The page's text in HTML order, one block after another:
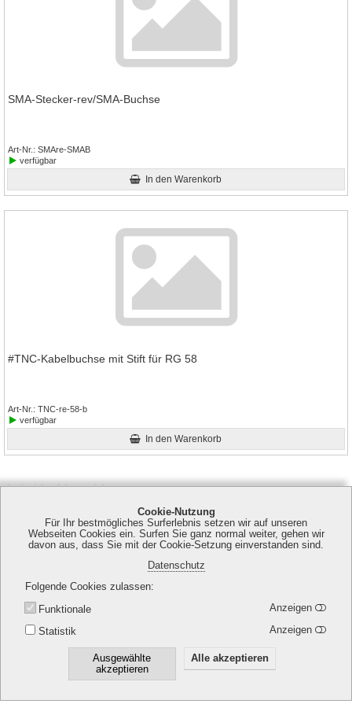
Cookie-Nutzung
Für Ihr bestmögliches Surferlebnis setzen wir auf unseren
Webseiten Cookies ein. Surfen Sie ganz normal weiter, gehen wir
davon aus, dass Sie mit der Cookie-Setzung einverstanden sind.
Datenschutz
Folgende Cookies zulassen
Funktionale Anzeigen
Statistik Anzeigen
Ausgewählte
akzeptieren
Alle akzeptieren
SMA-Stecker-rev/SMA-Buchse
Art-Nr.
SMAre-SMAB
verfügbar
In den Warenkorb
#TNC-Kabelbuchse mit Stift für RG 58
Art-Nr.
TNC-re-58-b
verfügbar
In den Warenkorb
Artikel 1 - 14 von 14
Ledino Deutschland GmbH | Spitzahornweg 1 | 14974 Ludwigsfelde
Impressum
Allgemeine Geschäftsbedingungen (AGB)
Datenschutzerklärung
Widerrufsbelehrung
Vertrag widerrufen Versandkosten